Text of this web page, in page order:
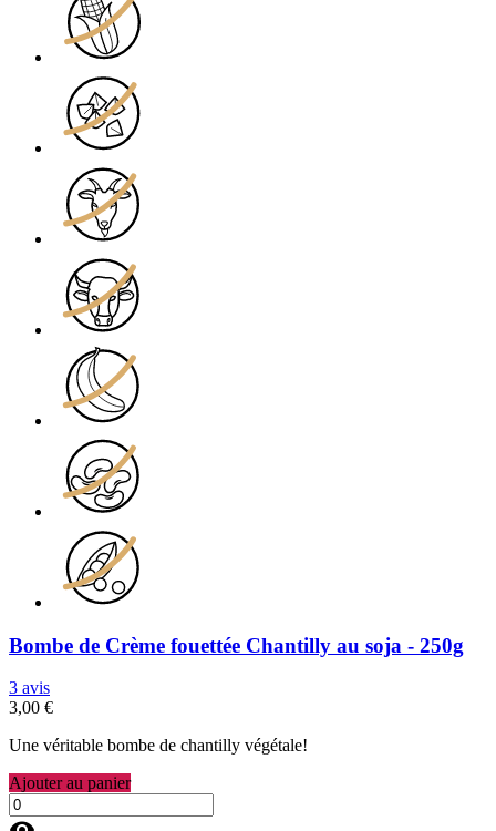
Bombe de Crème fouettée Chantilly au soja - 250g
3 avis
3,00 €
Une véritable bombe de chantilly végétale!
Ajouter au panier